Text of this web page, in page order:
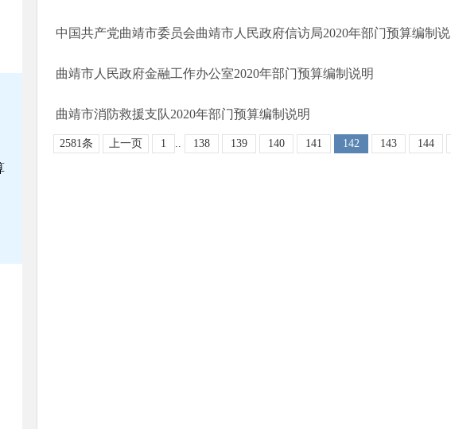
中国共产党曲靖市委员会曲靖市人民政府信访局2020年部门预算编制说
曲靖市人民政府金融工作办公室2020年部门预算编制说明
曲靖市消防救援支队2020年部门预算编制说明
2581条 上一页 1 .. 138 139 140 141 142 143 144